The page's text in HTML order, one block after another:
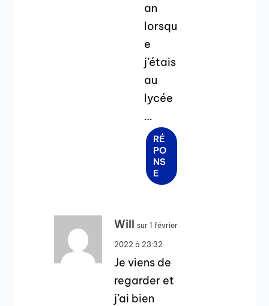
an
lorsqu
e
j’étais
au
lycée
…
RÉ
PO
NS
E
Will sur 1 février
2022 à 23:32
Je viens de
regarder et
j’ai bien